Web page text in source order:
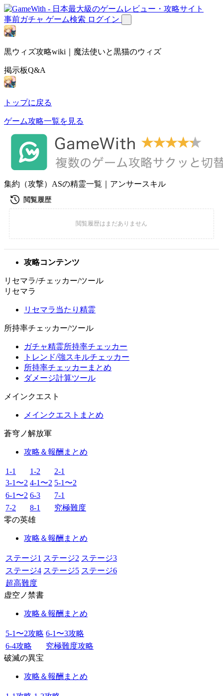
事前ガチャ ゲーム検索 ログイン
黒ウィズ攻略wiki｜魔法使いと黒猫のウィズ
掲示板Q&A
トップに戻る
ゲーム攻略一覧を見る
集約（攻撃）ASの精霊一覧｜アンサースキル
攻略コンテンツ
リセマラ/チェッカー/ツール
リセマラ
リセマラ当たり精霊
所持率チェッカー/ツール
ガチャ精霊所持率チェッカー
トレンド/強スキルチェッカー
所持率チェッカーまとめ
ダメージ計算ツール
メインクエスト
メインクエストまとめ
蒼穹ノ解放軍
攻略＆報酬まとめ
1-1 1-2
2-1
3-1〜2 4-1〜2 5-1〜2
6-1〜2 6-3
7-1
7-2
8-1
究極難度
零の英雄
攻略＆報酬まとめ
ステージ1 ステージ2 ステージ3
ステージ4 ステージ5 ステージ6
超高難度
虚空ノ禁書
攻略＆報酬まとめ
5-1〜2攻略 6-1〜3攻略
6-4攻略
究極難度攻略
破滅の異宝
攻略＆報酬まとめ